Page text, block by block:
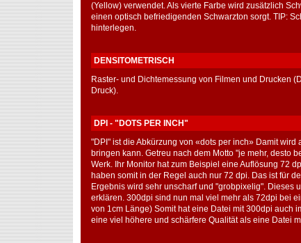
(Yellow) verwendet. Als vierte Farbe wird zusätzlich
einen optisch befriedigenden Schwarzton sorgt. TIP:
hinterlegen.
DENSITOMETRISCH
Raster- und Dichtemessung von Filmen und Drucken
Druck).
DPI - "DOTS PER INCH"
"DPI" ist die Abkürzung von «dots per inch» Damit
bringen kann. Getreu nach dem Motto "je mehr, desto
Werk. Ihr Monitor hat zum Beispiel eine Auflösung 72
haben somit in der Regel auch nur 72 dpi. Das ist für
Ergebnis wird sehr unscharf und "grobpixelig". Dieses
erklären. 300dpi sind nun mal viel mehr als 72dpi bei
von 1cm Länge) Somit hat eine Datei mit 300dpi auch
eine viel höhere und schärfere Qualität als eine Datei